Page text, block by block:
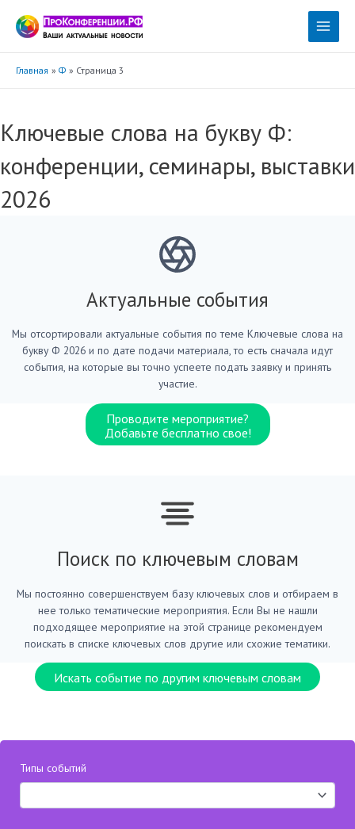
содержимому
Main
Главная Ф Страница 3
Ключевые слова на букву Ф:
конференции, семинары, выставки
2026
Актуальные события
Мы отсортировали актуальные события по теме Ключевые слова на
букву Ф 2026 и по дате подачи материала, то есть сначала идут
события, на которые вы точно успеете подать заявку и принять
участие.
Проводите мероприятие?
Добавьте бесплатно свое!
Поиск по ключевым словам
Мы постоянно совершенствуем базу ключевых слов и отбираем в
нее только тематические мероприятия. Если Вы не нашли
подходящее мероприятие на этой странице рекомендуем
поискать в списке ключевых слов другие или схожие тематики.
Искать событие по другим ключевым словам
Типы событий